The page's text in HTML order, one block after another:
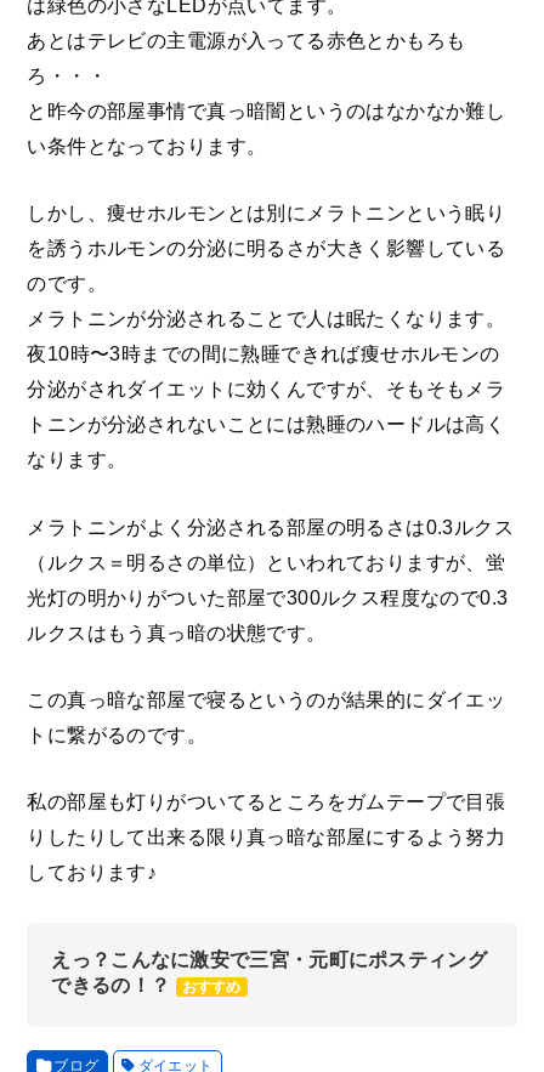
は緑色の小さなLEDが点いてます。
あとはテレビの主電源が入ってる赤色とかもろも
ろ・・・
と昨今の部屋事情で真っ暗闇というのはなかなか難し
い条件となっております。
しかし、痩せホルモンとは別にメラトニンという眠り
を誘うホルモンの分泌に明るさが大きく影響している
のです。
メラトニンが分泌されることで人は眠たくなります。
夜10時〜3時までの間に熟睡できれば痩せホルモンの
分泌がされダイエットに効くんですが、そもそもメラ
トニンが分泌されないことには熟睡のハードルは高く
なります。
メラトニンがよく分泌される部屋の明るさは0.3ルクス
（ルクス＝明るさの単位）といわれておりますが、蛍
光灯の明かりがついた部屋で300ルクス程度なので0.3
ルクスはもう真っ暗の状態です。
この真っ暗な部屋で寝るというのが結果的にダイエッ
トに繋がるのです。
私の部屋も灯りがついてるところをガムテープで目張
りしたりして出来る限り真っ暗な部屋にするよう努力
しております♪
えっ？こんなに激安で三宮・元町にポスティング
できるの！？
おすすめ
ブログ ダイエット